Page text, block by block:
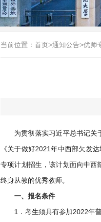
当前位置： 首页>通知公告>优师
为贯彻落实习近平总书记关
《关于做好2021年中西部欠发
专项计划招生，该计划面向中西
终身从教的优秀教师。
一、报名条件
1．考生须具有参加2022年